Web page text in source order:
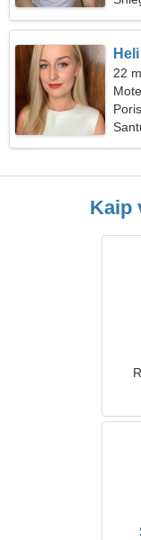
Heli
22
Kaip